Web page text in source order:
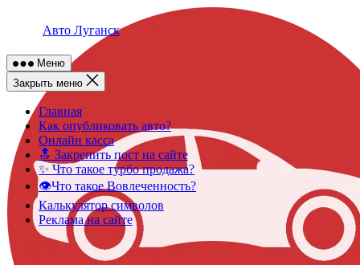
Авто Луганск
Меню
Закрыть меню
Главная
Как опубликовать авто?
Онлайн касса
🔝 Закрепить пост на сайте
✨ Что такое турбо продажа?
👁️Что такое Вовлеченность?
Калькулятор символов
Реклама на сайте